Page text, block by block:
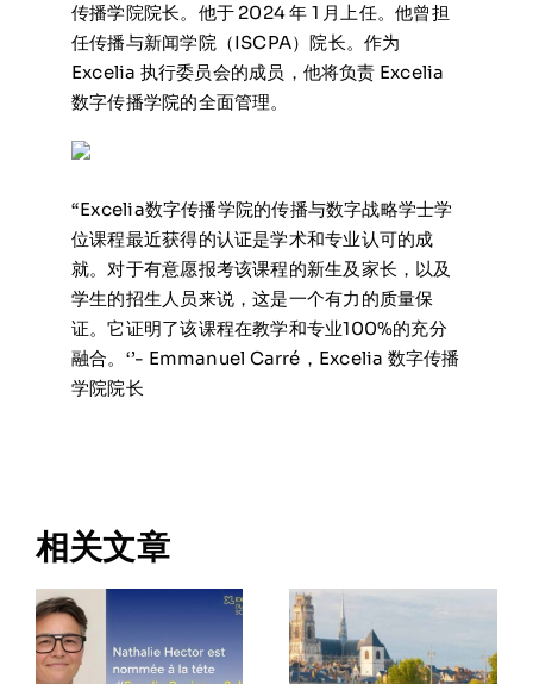
传播学院院长。他于 2024 年 1 月上任。他曾担
任传播与新闻学院（ISCPA）院长。作为
Excelia 执行委员会的成员，他将负责 Excelia
数字传播学院的全面管理。
“Excelia数字传播学院的传播与数字战略学士学
位课程最近获得的认证是学术和专业认可的成
就。对于有意愿报考该课程的新生及家长，以及
学生的招生人员来说，这是一个有力的质量保
证。它证明了该课程在教学和专业100%的充分
融合。‘’- Emmanuel Carré，Excelia 数字传播
学院院长
相关文章